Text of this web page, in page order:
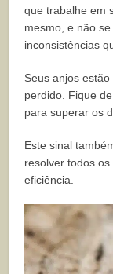
que trabalhe em
mesmo, e não
inconsistências
Seus anjos
perdido. Fique
para superar os
Este sinal
resolver todos
eficiência.